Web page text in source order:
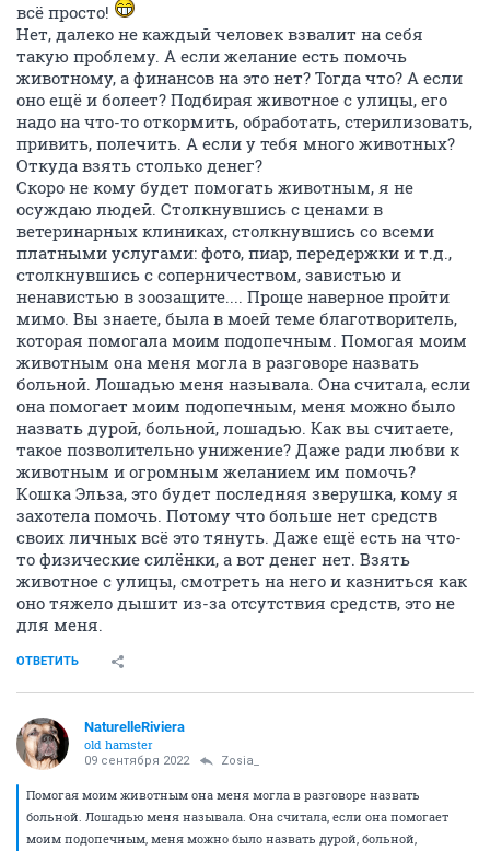
всё просто!
Нет, далеко не каждый человек взвалит на себя
такую проблему. А если желание есть помочь
животному, а финансов на это нет? Тогда что? А если
оно ещё и болеет? Подбирая животное с улицы, его
надо на что-то откормить, обработать, стерилизовать,
привить, полечить. А если у тебя много животных?
Откуда взять столько денег?
Скоро не кому будет помогать животным, я не
осуждаю людей. Столкнувшись с ценами в
ветеринарных клиниках, столкнувшись со всеми
платными услугами: фото, пиар, передержки и т.д.,
столкнувшись с соперничеством, завистью и
ненавистью в зоозащите.... Проще наверное пройти
мимо. Вы знаете, была в моей теме благотворитель,
которая помогала моим подопечным. Помогая моим
животным она меня могла в разговоре назвать
больной. Лошадью меня называла. Она считала, если
она помогает моим подопечным, меня можно было
назвать дурой, больной, лошадью. Как вы считаете,
такое позволительно унижение? Даже ради любви к
животным и огромным желанием им помочь?
Кошка Эльза, это будет последняя зверушка, кому я
захотела помочь. Потому что больше нет средств
своих личных всё это тянуть. Даже ещё есть на что-
то физические силёнки, а вот денег нет. Взять
животное с улицы, смотреть на него и казниться как
оно тяжело дышит из-за отсутствия средств, это не
для меня.
ОТВЕТИТЬ
NaturelleRiviera
old hamster
09 сентября 2022 Zosia_
Помогая моим животным она меня могла в разговоре назвать
больной. Лошадью меня называла. Она считала, если она помогает
моим подопечным, меня можно было назвать дурой, больной,